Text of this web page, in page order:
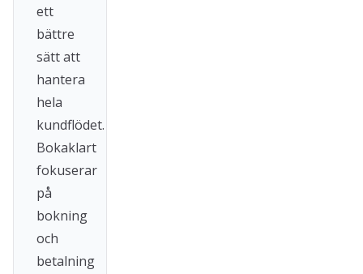
ett
bättre
sätt att
hantera
hela
kundflödet.
Bokaklart
fokuserar
på
bokning
och
betalning